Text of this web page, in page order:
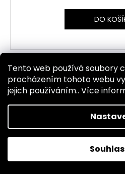
Tento web používá soubory
procházením tohoto webu
jejich používáním.. Více
DO